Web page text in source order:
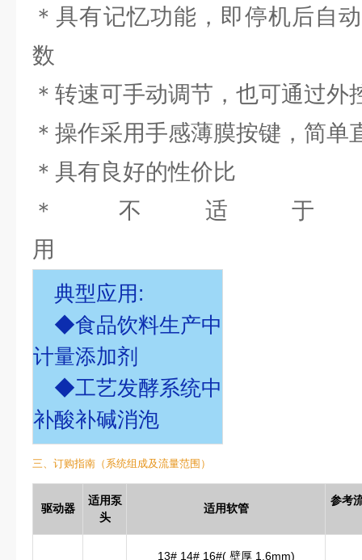
＊具有记忆功能，即停机后自
数
＊转速可手动调节，也可通过外
＊操作采用手感薄膜按键，简单
＊具有良好的性价比
＊不适于
典型应用:
◆食品饮料生产中
计量添加剂
◆工艺发酵系统中
补酸补碱消泡
三、订购指南（系统组成及流量范围）
驱动器
适用泵
头
适用软管
参考
13# 14# 16#( 壁厚 1.6mm)